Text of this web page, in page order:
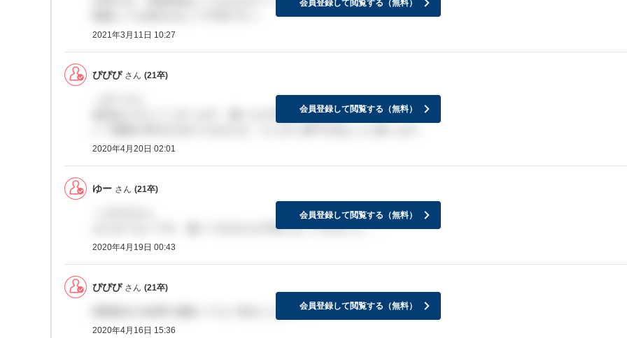
2021年3月11日 10:27
会員登録して閲覧する（無料）
ぴぴぴ さん (21卒)
返信ありがとうございます。届いたか不安ですよね…。
2020年4月20日 02:01
会員登録して閲覧する（無料）
ゆー さん (21卒)
まだきてないです。届いてるのかも不安になってきました、、
2020年4月19日 00:43
会員登録して閲覧する（無料）
ぴぴぴ さん (21卒)
課題提出の結果の連絡ってもう来ましたか？？
2020年4月16日 15:36
会員登録して閲覧する（無料）